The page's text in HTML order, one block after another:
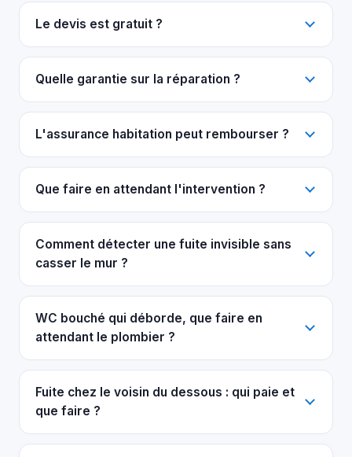
Le devis est gratuit ?
Quelle garantie sur la réparation ?
L'assurance habitation peut rembourser ?
Que faire en attendant l'intervention ?
Comment détecter une fuite invisible sans
casser le mur ?
WC bouché qui déborde, que faire en
attendant le plombier ?
Fuite chez le voisin du dessous : qui paie et
que faire ?